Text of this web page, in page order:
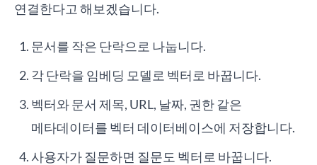
연결한다고 해보겠습니다.
문서를 작은 단락으로 나눕니다.
각 단락을 임베딩 모델로 벡터로 바꿉니다.
벡터와 문서 제목, URL, 날짜, 권한 같은
메타데이터를 벡터 데이터베이스에 저장합니다.
사용자가 질문하면 질문도 벡터로 바꿉니다.